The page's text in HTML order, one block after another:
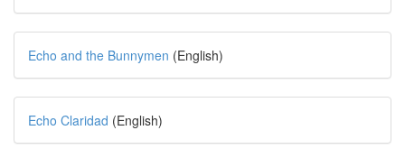
Echo and the Bunnymen (English)
Echo Claridad (English)